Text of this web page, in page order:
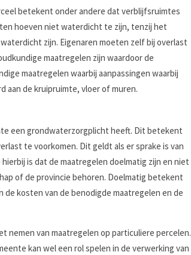
betekent onder andere dat verblijfsruimtes
hoeven niet waterdicht te zijn, tenzij het
zijn. Eigenaren moeten zelf bij overlast
maatregelen zijn waardoor de
maatregelen waarbij aanpassingen waarbij
aan de kruipruimte, vloer of muren.
een grondwaterzorgplicht heeft. Dit betekent
te voorkomen. Dit geldt als er sprake is van
is dat de maatregelen doelmatig zijn en niet
of de provincie behoren. Doelmatig betekent
kosten van de benodigde maatregelen en de
nemen van maatregelen op particuliere percelen.
kan wel een rol spelen in de verwerking van